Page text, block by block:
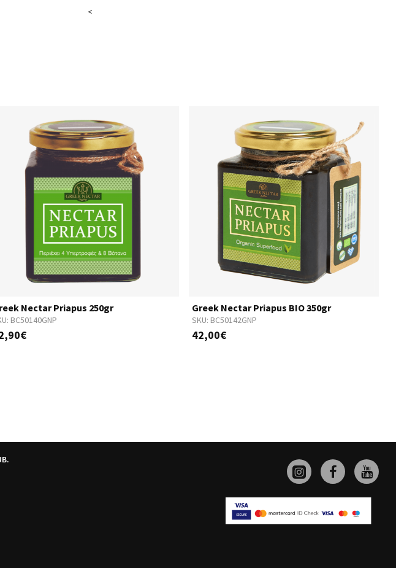
<
BC50140GNP
Nectar Priapus 250gr
SKU: BC50142GNP
Greek Nectar Priapus BIO 350gr
42,00€